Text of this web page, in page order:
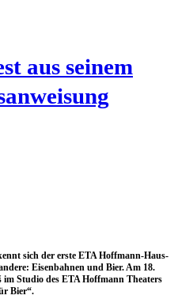
aus sei­nem
sich der ers­te ETA Hoff­mann-Haus­
Eisen­bah­nen und Bier. Am 18.
Stu­dio des ETA Hoff­mann Thea­ters
Bier“.